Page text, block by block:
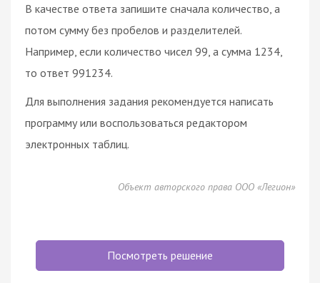
В качестве ответа запишите сначала количество, а
потом сумму без пробелов и разделителей.
Например, если количество чисел 99, а сумма 1234,
то ответ 991234.
Для выполнения задания рекомендуется написать
программу или воспользоваться редактором
электронных таблиц.
Объект авторского права ООО «Легион»
Посмотреть решение